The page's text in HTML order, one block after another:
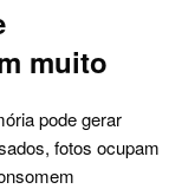
muito
pode gerar
fotos ocupam